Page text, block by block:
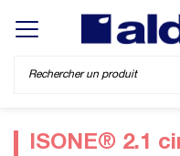
Display/hide main menu
ISONE® 2.1